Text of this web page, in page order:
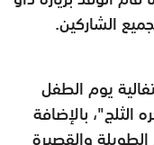
الشاركين.
يوم الطفل
بالإضافة
والقصيرة